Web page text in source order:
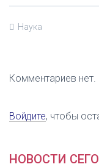
Наука
Комментариев нет.
Войдите, чтобы
НОВОСТИ